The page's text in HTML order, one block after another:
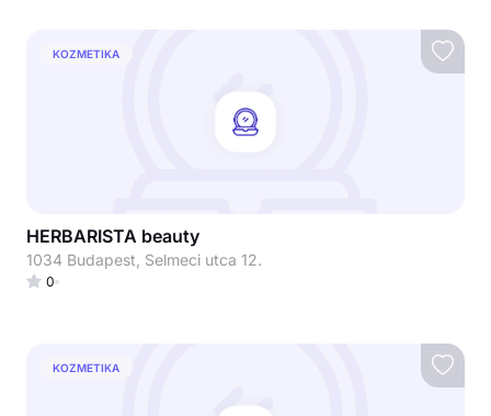
KOZMETIKA
HERBARISTA beauty
1034 Budapest, Selmeci utca 12.
0
KOZMETIKA